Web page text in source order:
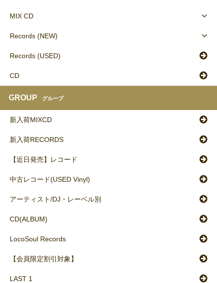
MIX CD
Records (NEW)
Records (USED)
CD
GROUP グループ
新入荷MIXCD
新入荷RECORDS
【近日発売】レコード
中古レコード(USED Vinyl)
アーティスト/DJ・レーベル別
CD(ALBUM)
LocoSoul Records
【会員限定割引対象】
LAST 1